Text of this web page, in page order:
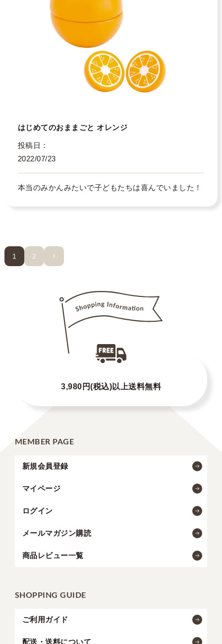
はじめてのおままごと オレンジ
投稿日
2022/07/23
本当のみかんみたいで子どもたちは喜んでいました！
1 2
3,980円(税込)以上送料無料
MEMBER PAGE
新規会員登録
マイページ
ログイン
メールマガジン購読
商品レビュー一覧
SHOPPING GUIDE
ご利用ガイド
配送・送料について